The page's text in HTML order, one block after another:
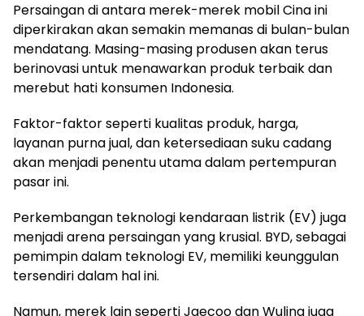
Persaingan di antara merek-merek mobil Cina ini
diperkirakan akan semakin memanas di bulan-bulan
mendatang. Masing-masing produsen akan terus
berinovasi untuk menawarkan produk terbaik dan
merebut hati konsumen Indonesia.
Faktor-faktor seperti kualitas produk, harga,
layanan purna jual, dan ketersediaan suku cadang
akan menjadi penentu utama dalam pertempuran
pasar ini.
Perkembangan teknologi kendaraan listrik (EV) juga
menjadi arena persaingan yang krusial. BYD, sebagai
pemimpin dalam teknologi EV, memiliki keunggulan
tersendiri dalam hal ini.
Namun, merek lain seperti Jaecoo dan Wuling juga